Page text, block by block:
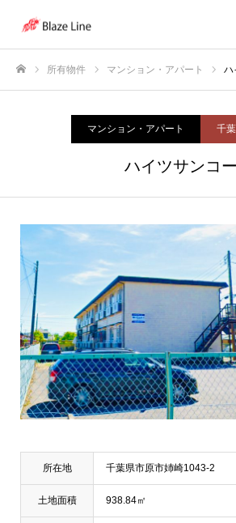
所有物件 マンション・アパート ハ
マンション・アパート 千
ハイツサンコー
所在地 千葉県市原市姉崎1043-2
土地面積 938.84㎡